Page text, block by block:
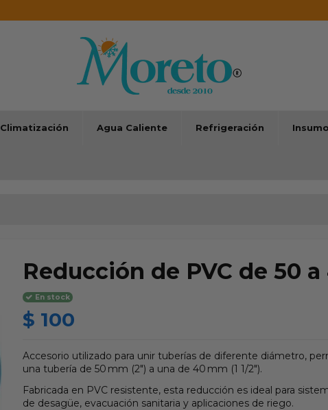
Climatización Agua Caliente Refrigeración
Reducción de PVC de 50
En stock
$ 100
Accesorio utilizado para unir tuberías de diferente diámetro,
una tubería de 50 mm (2") a una de 40 mm (1 1/2").
Fabricada en PVC resistente, esta reducción es ideal para
de desagüe, evacuación sanitaria y aplicaciones de riego.